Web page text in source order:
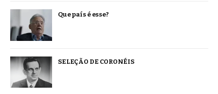
Que país é esse?
SELEÇÃO DE CORONÉIS